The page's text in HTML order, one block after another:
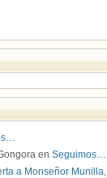
en Seguimos…
a Monseñor Munilla,